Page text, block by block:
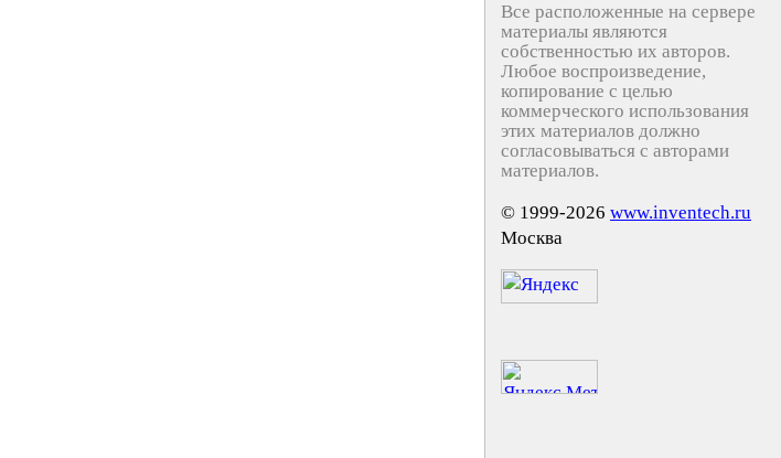
Все расположенные на сервере
материалы являются
собственностью их авторов.
Любое воспроизведение,
копирование с целью
коммерческого использования
этих материалов должно
согласовываться с авторами
материалов.
© 1999-2026 www.inventech.ru
Москва